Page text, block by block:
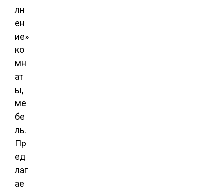
лн
ен
ие»
ко
мн
ат
ы,
ме
бе
ль.
Пр
ед
лаг
ае